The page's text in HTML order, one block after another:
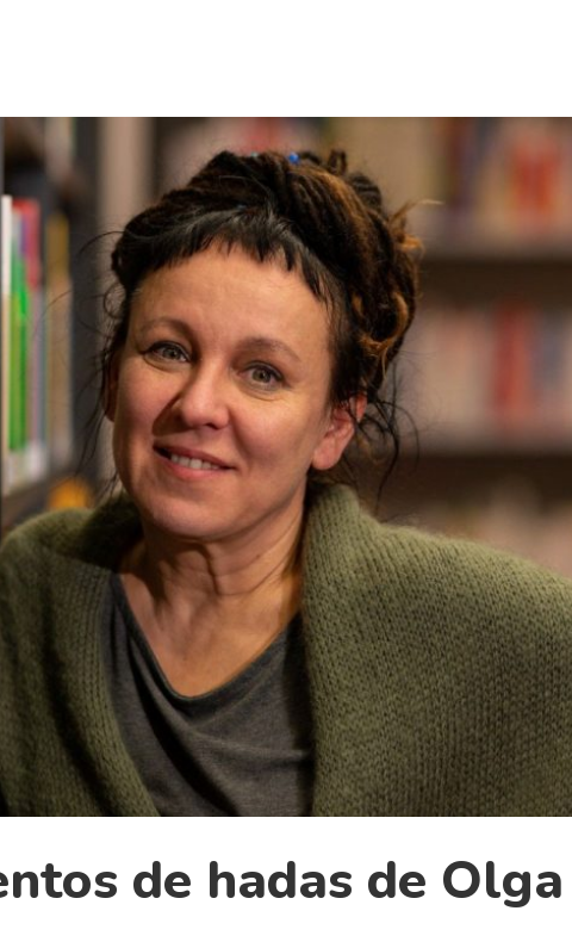
Cultura
Diccionario portátil de la literatura
chilena
Documentos
Fragmentos
Gran reserva
Historia material de los libros
Lagunas mentales
Libros
Libros usados
Literatura
Medioambiente
Narrativas visuales
Pensamiento
Pensamiento ilustrado
Personaje
Personajes secundarios
Política
de hadas de